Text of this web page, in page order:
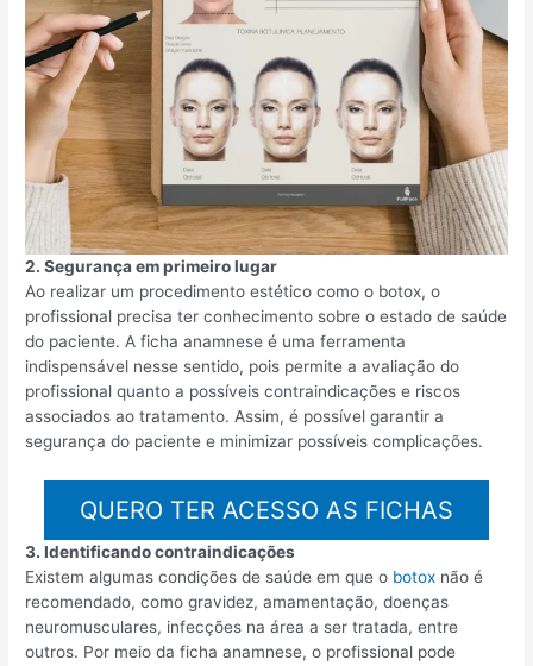
2. Segurança em primeiro lugar
Ao realizar um procedimento estético como o botox, o
profissional precisa ter conhecimento sobre o estado de saúde
do paciente. A ficha anamnese é uma ferramenta
indispensável nesse sentido, pois permite a avaliação do
profissional quanto a possíveis contraindicações e riscos
associados ao tratamento. Assim, é possível garantir a
segurança do paciente e minimizar possíveis complicações.
QUERO TER ACESSO AS FICHAS
3. Identificando contraindicações
Existem algumas condições de saúde em que o botox não é
recomendado, como gravidez, amamentação, doenças
neuromusculares, infecções na área a ser tratada, entre
outros. Por meio da ficha anamnese, o profissional pode